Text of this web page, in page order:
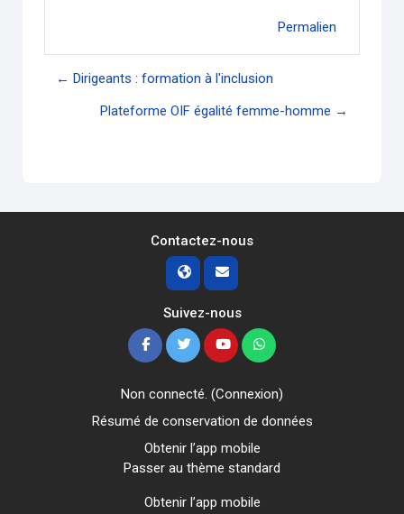
Permalien
← Dirigeants : formation à l'inclusion
Plateforme OIF égalité femme-homme →
Contactez-nous
Suivez-nous
Non connecté. (Connexion)
Résumé de conservation de données
Obtenir l’app mobile
Passer au thème standard
Obtenir l’app mobile